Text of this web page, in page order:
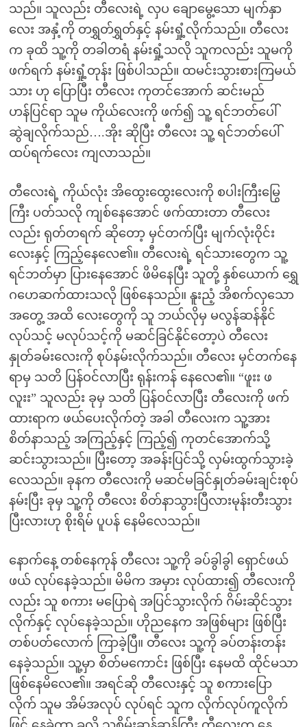
သည်။ သူလည်း တီလေးရဲ့ လှပ ချောမွေ့သော မျက်နှာ
လေး အနှံ့ကို တရွှတ်ရွှတ်နှင့် နမ်းရှုံ့လိုက်သည်။ တီလေး
က ခုထိ သူ့ကို တခါတရံ နမ်းရှုံ့သလို သူကလည်း သူမကို
ဖက်ရက် နမ်းရှုံ့တုန်း ဖြစ်ပါသည်။ ထမင်းသွားစားကြမယ်
သား ဟု ပြောပြီး တီလေး ကုတင်အောက် ဆင်းမည်
ဟန်ပြင်ရာ သူမ ကိုယ်လေးကို ဖက်၍ သူ့ ရင်ဘတ်ပေါ်
ဆွဲချလိုက်သည်….အိုး ဆိုပြီး တီလေး သူ့ ရင်ဘတ်ပေါ်
ထပ်ရက်လေး ကျလာသည်။
တီလေးရဲ့ ကိုယ်လုံး အိထွေးထွေးလေးကို စပါးကြီးမြွေ
ကြီး ပတ်သလို ကျစ်နေအောင် ဖက်ထားတာ တီလေး
လည်း ရုတ်တရက် ဆိုတော့ မှင်တက်ပြီး မျက်လုံးဝိုင်း
လေးနှင့် ကြည့်နေလေ၏။ တီလေးရဲ့ ရင်သားတွေက သူ့
ရင်ဘတ်မှာ ပြားနေအောင် ဖိမိနေပြီး သူတို့ နှစ်ယောက် ရွှေ
ဂဟေဆက်ထားသလို ဖြစ်နေသည်။ နူးညံ့ အိစက်လှသော
အတွေ့ အထိ လေးတွေကို သူ ဘယ်လိုမှ မလွန်ဆန်နိုင်
လုပ်သင့် မလုပ်သင့်ကို မဆင်ခြင်နိုင်တော့ပဲ တီလေး
နှုတ်ခမ်းလေးကို စုပ်နမ်းလိုက်သည်။ တီလေး မှင်တက်နေ
ရာမှ သတိ ပြန်ဝင်လာပြီး ရုန်းကန် နေလေ၏။ “ဖူးး ဖ
လူးး” သူလည်း ခုမှ သတိ ပြန်ဝင်လာပြီး တီလေးကို ဖက်
ထားရာက ဖယ်ပေးလိုက်တဲ့ အခါ တီလေးက သူ့အား
စိတ်နာသည့် အကြည့်နှင့် ကြည့်၍ ကုတင်အောက်သို့
ဆင်းသွားသည်။ ပြီးတော့ အခန်းပြင်သို့ လှမ်းထွက်သွားခဲ့
လေသည်။ ခုနက တီလေးကို မဆင်မခြင်နှုတ်ခမ်းချင်းစုပ်
နမ်းပြီး ခုမှ သူ့ကို တီလေး စိတ်နာသွားပြီလားမုန်းတီးသွား
ပြီးလားဟု စိုးရိမ် ပူပန် နေမိလေသည်။
နောက်နေ့ တစ်နေကုန် တီလေး သူ့ကို ခပ်ခွါခွါ ရှောင်ဖယ်
ဖယ် လုပ်နေခဲ့သည်။ မိမိက အမှား လုပ်ထား၍ တီလေးကို
လည်း သူ စကား မပြောရဲ အပြင်သွားလိုက် ဂိမ်းဆိုင်သွား
လိုက်နှင့် လုပ်နေခဲ့သည်။ ဟိုညနေက အဖြစ်များ ဖြစ်ပြီး
တစ်ပတ်လောက် ကြာခဲ့ပြီ။ တီလေး သူ့ကို ခပ်တန်းတန်း
နေခဲ့သည်။ သူ့မှာ စိတ်မကောင်း ဖြစ်ပြီး နေမထိ ထိုင်မသာ
ဖြစ်နေမိလေ၏။ အရင်ဆို တီလေးနှင့် သူ စကားပြော
လိုက် သူမ အိမ်အလုပ် လုပ်ရင် သူက လိုက်လုပ်ကူလိုက်